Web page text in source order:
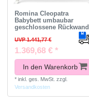
Romina Cleopatra
Babybett umbaubar
geschlossene Rückwand
UVP 1.441,77 €
1.369,68 € *
In den Warenkorb
* inkl. ges. MwSt. zzgl.
Versandkosten